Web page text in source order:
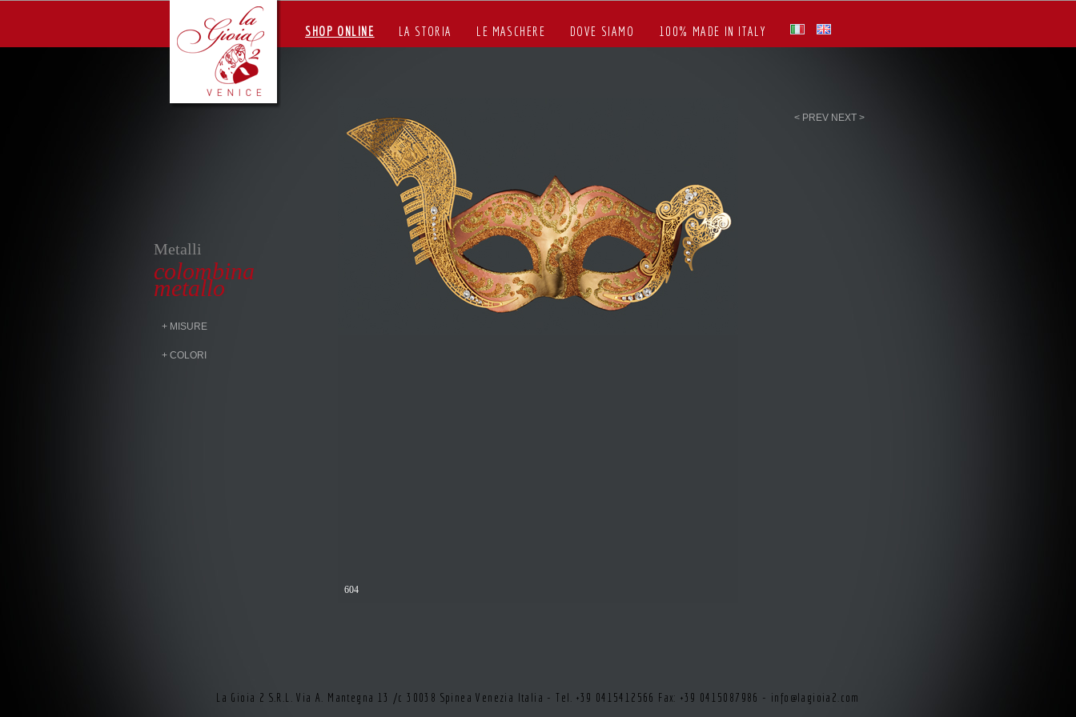
SHOP ONLINE LA STORIA LE MASCHERE DOVE SIAMO 100% MADE IN ITALY
< PREV NEXT >
Metalli
colombina
metallo
+ MISURE
+ COLORI
604
La Gioia 2 S.R.L. Via A. Mantegna 13 /c 30038 Spinea Venezia Italia - Tel. +39 0415412566 Fax: +39 0415087986 - info@lagioia2.com